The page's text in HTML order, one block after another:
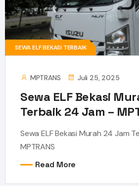
SEWA ELF BEKASI TERBAIK
MPTRANS Juli 25, 2025
Sewa ELF Bekasi
Terbaik 24 Jam –
Sewa ELF Bekasi Murah 24 Jam
MPTRANS
Read More